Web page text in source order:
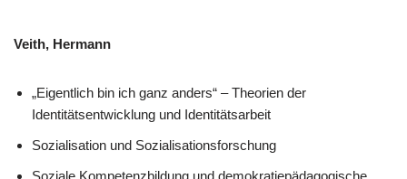
Veith, Hermann
„Eigentlich bin ich ganz anders“ – Theorien der
Identitätsentwicklung und Identitätsarbeit
Sozialisation und Sozialisationsforschung
Soziale Kompetenzbildung und demokratiepädagogische